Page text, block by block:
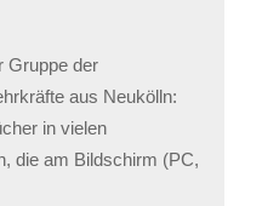
Gruppe der
aus Neukölln:
in vielen
die am Bildschirm (PC,